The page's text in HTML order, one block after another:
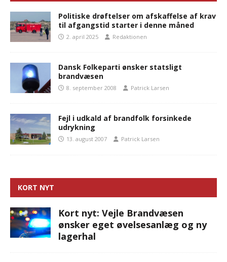
Politiske drøftelser om afskaffelse af krav
til afgangstid starter i denne måned
2. april 2025 Redaktionen
Dansk Folkeparti ønsker statsligt
brandvæsen
8. september 2008 Patrick Larsen
Fejl i udkald af brandfolk forsinkede
udrykning
13. august 2007 Patrick Larsen
KORT NYT
Kort nyt: Vejle Brandvæsen
ønsker eget øvelsesanlæg og ny
lagerhal